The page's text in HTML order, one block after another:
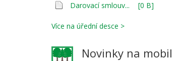
Darovací smlouv...
[0 B]
Více na úřední desce >
Novinky na mobil